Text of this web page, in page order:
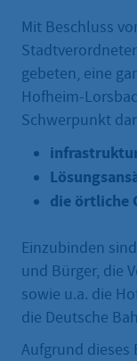
Mit Beschluss
gebeten, eine
Hofheim-
Schwerpunkt
die örtliche
Einzubinden
und Bürger, die
sowie u.a. die
die Deutsche
Aufgrund dieses